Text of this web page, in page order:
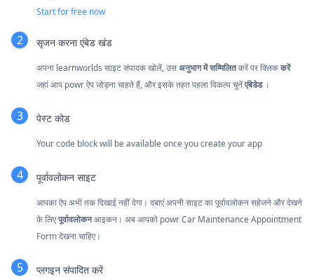
Start for free now
सृजन करनाएंबेड खंड
अपना learnworlds साइट संपादक खोलें, उसअनुभाग में सम्मिलितकरें पर क्लिककरें
जहां आप powr ऐप जोड़ना चाहते हैं, और इसके तहत पहला विकल्प चुनेंएंबेडेड।
पेस्ट कोड
Your code block will be available once you create your app
पूर्वावलोकन साइट
आपका ऐप अभी तक दिखाई नहीं देगा। दबाएंअपनी साइट का पूर्वावलोकन सहेजने और देखने
के लिएपूर्वावलोकनआइकन। अब आपको powr Car Maintenance Appointment
Form देखना चाहिए।
प्लगइन संपादित करें